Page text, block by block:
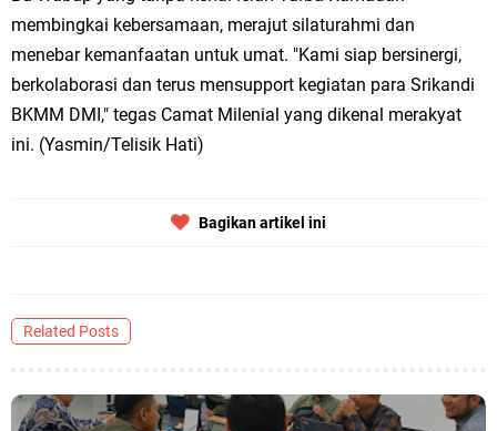
membingkai kebersamaan, merajut silaturahmi dan
menebar kemanfaatan untuk umat. "Kami siap bersinergi,
berkolaborasi dan terus mensupport kegiatan para Srikandi
BKMM DMI," tegas Camat Milenial yang dikenal merakyat
ini. (Yasmin/Telisik Hati)
Bagikan artikel ini
Related Posts